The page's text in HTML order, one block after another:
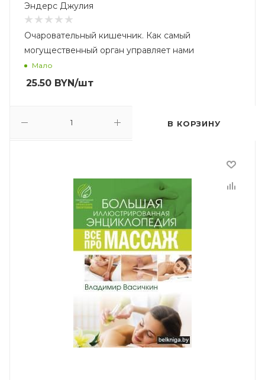
Эндерс Джулия
Очаровательный кишечник. Как самый
могущественный орган управляет нами
Мало
25.50 BYN/шт
В КОРЗИНУ